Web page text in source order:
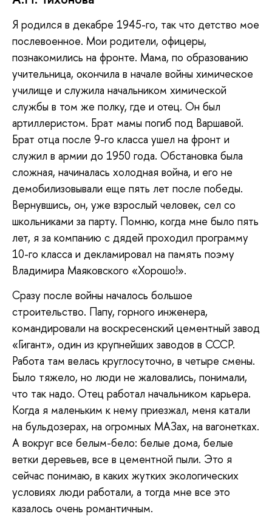
Я родился в декабре 1945-го, так что детство мое
послевоенное. Мои родители, офицеры,
познакомились на фронте. Мама, по образованию
учительница, окончила в начале войны химическое
училище и служила начальником химической
службы в том же полку, где и отец. Он был
артиллеристом. Брат мамы погиб под Варшавой.
Брат отца после 9-го класса ушел на фронт и
служил в армии до 1950 года. Обстановка была
сложная, начиналась холодная война, и его не
демобилизовывали еще пять лет после победы.
Вернувшись, он, уже взрослый человек, сел со
школьниками за парту. Помню, когда мне было пять
лет, я за компанию с дядей проходил программу
10-го класса и декламировал на память поэму
Владимира Маяковского «Хорошо!».
Сразу после войны началось большое
строительство. Папу, горного инженера,
командировали на воскресенский цементный завод
«Гигант», один из крупнейших заводов в СССР.
Работа там велась круглосуточно, в четыре смены.
Было тяжело, но люди не жаловались, понимали,
что так надо. Отец работал начальником карьера.
Когда я маленьким к нему приезжал, меня катали
на бульдозерах, на огромных МАЗах, на вагонетках.
А вокруг все белым-бело: белые дома, белые
ветки деревьев, все в цементной пыли. Это я
сейчас понимаю, в каких жутких экологических
условиях люди работали, а тогда мне все это
казалось очень романтичным.